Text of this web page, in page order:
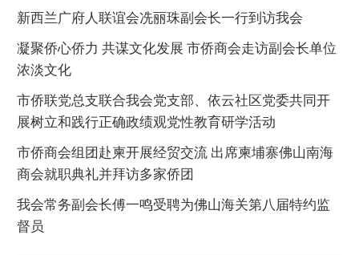
新西兰广府人联谊会冼丽珠副会长一行到访我会
凝聚侨心侨力 共谋文化发展 市侨商会走访副会长单位
浓淡文化
市侨联党总支联合我会党支部、依云社区党委共同开
展树立和践行正确政绩观党性教育研学活动
市侨商会组团赴柬开展经贸交流 出席柬埔寨佛山南海
商会就职典礼并拜访多家侨团
我会常务副会长傅一鸣受聘为佛山海关第八届特约监
督员